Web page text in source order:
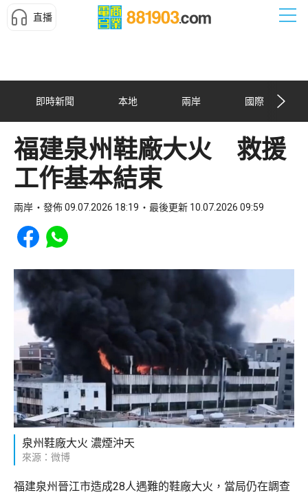
直播
即時新聞 本地 兩岸 國際
福建泉州鞋廠大火 救援
工作基本結束
兩岸 發佈 09.07.2026 18:19 最後更新 10.07.2026 09:59
Share to Facebook
Share to WhatsApp
泉州鞋廠大火 濃煙沖天
來源：微博
福建泉州晉江市造成28人遇難的鞋廠大火，當局仍在調查